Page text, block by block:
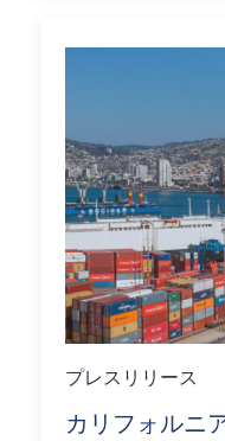
プレスリリース
カリフォルニ